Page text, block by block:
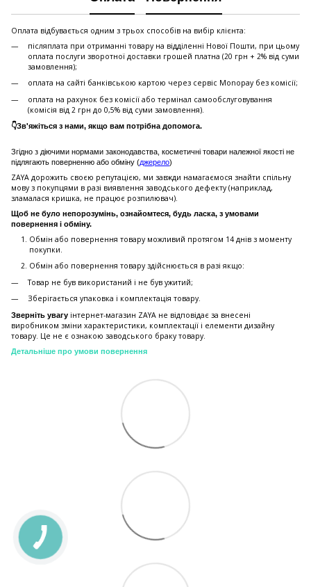
Оплата відбувається одним з трьох способів на вибір клієнта:
післяплата при отриманні товару на відділенні Нової Пошти, при цьому
оплата послуги зворотної доставки грошей платна (20 грн + 2% від суми
замовлення);
оплата на сайті банківською картою через сервіс Monopay без комісії;
оплата на рахунок без комісії або термінал самообслуговування
(комісія від 2 грн до 0,5% від суми замовлення).
👇Зв'яжіться з нами, якщо вам потрібна допомога.
Згідно з діючими нормами законодавства, косметичні товари належної якості не
підлягають поверненню або обміну (джерело)
ZAYA дорожить своєю репутацією, ми завжди намагаємося знайти спільну
мову з покупцями в разі виявлення заводського дефекту (наприклад,
зламалася кришка, не працює розпилювач).
Щоб не було непорозумінь, ознайомтеся, будь ласка, з умовами
повернення і обміну.
Обмін або повернення товару можливий протягом 14 днів з моменту
покупки.
Обмiн або повернення товару здійснюється в разі якщо:
Товар не був використаний і не був ужитий;
Зберiгається упаковка і комплектація товару.
Зверніть увагу інтернет-магазин ZAYA не відповідає за внесені
виробником зміни характеристики, комплектації і елементи дизайну
товару. Це не є ознакою заводського браку товару.
Детальніше про умови повернення